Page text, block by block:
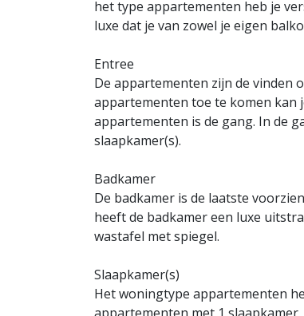
het type appartementen heb je
luxe dat je van zowel je eigen
Entree
De appartementen zijn de vinden
appartementen toe te komen kan
appartementen is de gang. In de
slaapkamer(s).
Badkamer
De badkamer is de laatste
heeft de badkamer een luxe
wastafel met spiegel.
Slaapkamer(s)
Het woningtype appartementen